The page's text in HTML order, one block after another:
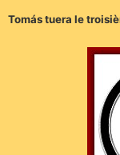
Tomás tuera le